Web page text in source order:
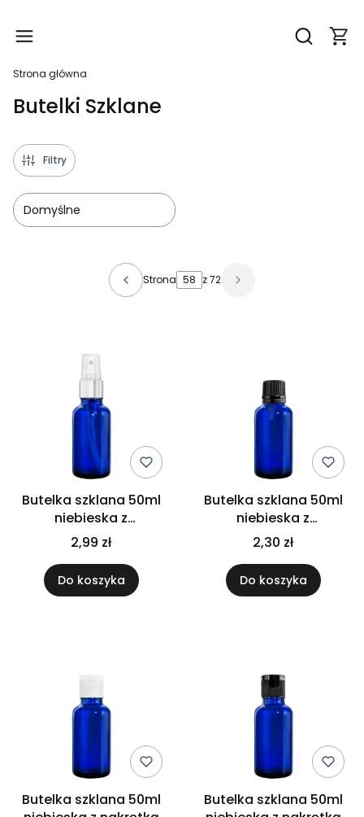
Otwórz
Strona główna
Butelki Szklane
Filtry
Domyślne
Lista produktów
Strona z 72
Butelka szklana 50ml
niebieska z
atomizerem srebrnym
2,99 zł
Do koszyka
Butelka szklana 50ml
niebieska z
kroplomierzem
czarnym
2,30 zł
Do koszyka
Butelka szklana 50ml
Butelka szklana 50ml